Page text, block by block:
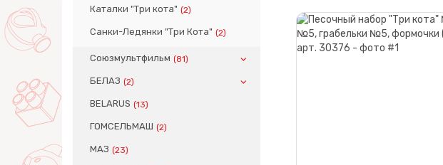
Каталки "Три кота" (2)
Санки-Ледянки "Три Кота" (2)
Союзмультфильм (81)
БЕЛАЗ (2)
BELARUS (13)
ГОМСЕЛЬМАШ (2)
МАЗ (23)